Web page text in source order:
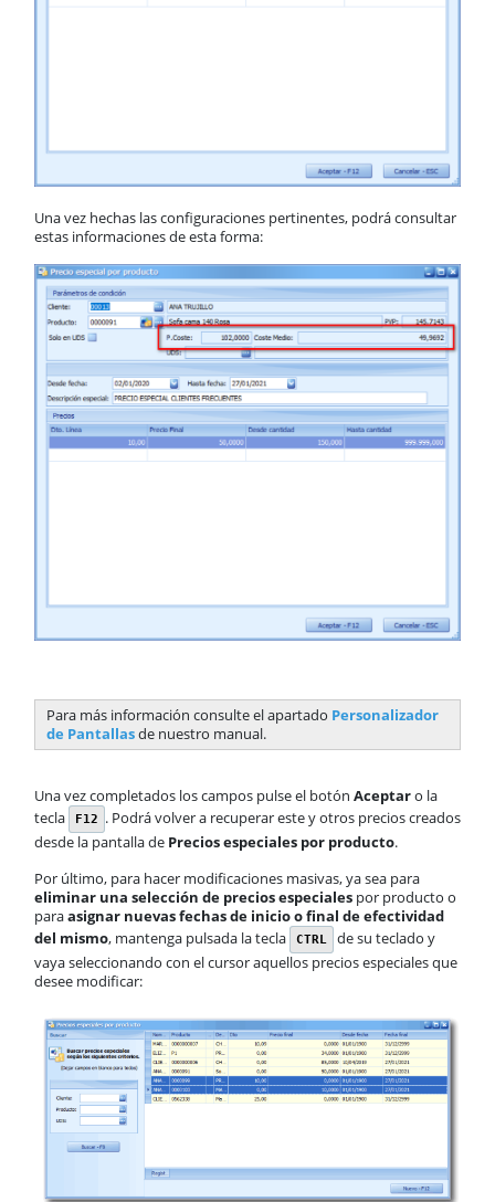
Una vez hechas las configuraciones pertinentes, podrá consultar
estas informaciones de esta forma:
Para más información consulte el apartado Personalizador
de Pantallasde nuestro manual.
Una vez completados los campos pulse el botón Aceptaro la
tecla
F12
. Podrá volver a recuperar este y otros precios creados
desde la pantalla de Precios especiales por producto.
Por último, para hacer modificaciones masivas, ya sea para
eliminar una selección de precios especiales por producto o
paraasignar nuevas fechas de inicio o final de efectividad
del mismo, mantenga pulsada la tecla CTRL
de su teclado y
vaya seleccionando con el cursor aquellos precios especiales que
desee modificar: